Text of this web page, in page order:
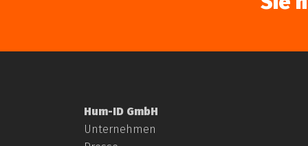
Hum-ID GmbH
Unternehmen